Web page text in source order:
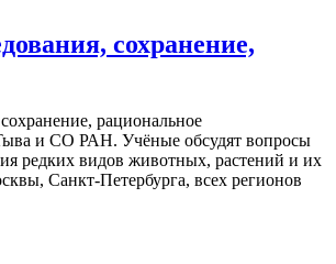
сохранение,
рациональное
и СО РАН. Учёные обсудят вопросы
редких видов животных, растений и их
Санкт-Петербурга, всех регионов